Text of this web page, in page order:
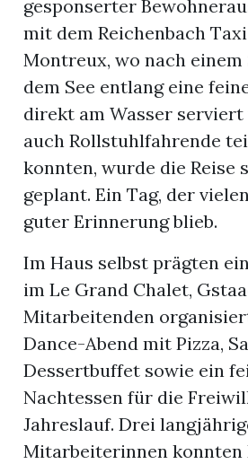
gesponserter
mit dem Reichenbach
Montreux, wo nach einem
dem See entlang eine
direkt am Wasser
auch Rollstuhlfahrende
konnten, wurde die Reise
geplant. Ein Tag, der
guter Erinnerung blieb.
Im Haus selbst prägten
im Le Grand Chalet,
Mitarbeitenden
Dance-Abend mit Pizza,
Dessertbuffet sowie ein
Nachtessen für die
Jahreslauf. Drei
Mitarbeiterinnen konnten